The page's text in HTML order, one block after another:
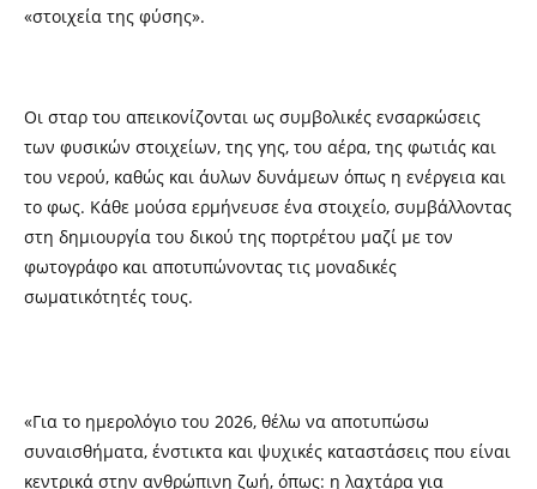
«στοιχεία της φύσης».
Οι σταρ του απεικονίζονται ως συμβολικές ενσαρκώσεις
των φυσικών στοιχείων, της γης, του αέρα, της φωτιάς και
του νερού, καθώς και άυλων δυνάμεων όπως η ενέργεια και
το φως. Κάθε μούσα ερμήνευσε ένα στοιχείο, συμβάλλοντας
στη δημιουργία του δικού της πορτρέτου μαζί με τον
φωτογράφο και αποτυπώνοντας τις μοναδικές
σωματικότητές τους.
«Για το ημερολόγιο του 2026, θέλω να αποτυπώσω
συναισθήματα, ένστικτα και ψυχικές καταστάσεις που είναι
κεντρικά στην ανθρώπινη ζωή, όπως: η λαχτάρα για